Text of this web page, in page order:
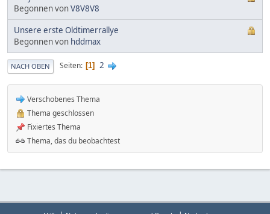
Begonnen vonV8V8V8
Unsere erste Oldtimerrallye
Begonnen von hddmax
NACH OBEN Seiten 1 2
Verschobenes Thema
Thema geschlossen
Fixiertes Thema
Thema, das du beobachtest